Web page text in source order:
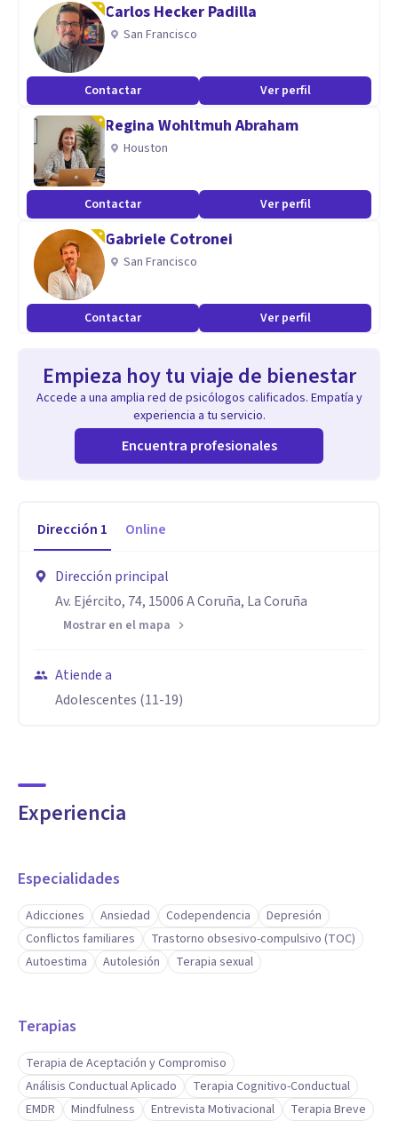
Carlos Hecker Padilla
San Francisco
Contactar Ver perfil
Regina Wohltmuh Abraham
Houston
Contactar Ver perfil
Gabriele Cotronei
San Francisco
Contactar Ver perfil
Empieza hoy tu viaje de bienestar
Accede a una amplia red de psicólogos calificados. Empatía y
experiencia a tu servicio.
Encuentra profesionales
Dirección 1 Online
Dirección principal
Av. Ejército, 74, 15006 A Coruña, La Coruña
Mostrar en el mapa
Atiende a
Adolescentes (11-19)
Experiencia
Especialidades
Adicciones Ansiedad Codependencia
Depresión
Conflictos familiares
Trastorno obsesivo-compulsivo (TOC)
Autoestima
Autolesión Terapia sexual
Terapias
Terapia de Aceptación y Compromiso
Análisis Conductual Aplicado
Terapia Cognitivo-Conductual
EMDR
Mindfulness Entrevista Motivacional Terapia Breve